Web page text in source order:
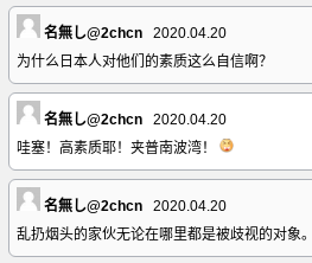
名無し@2chcn
2020.04.20
为什么日本人对他们的素质这么自信啊？
名無し@2chcn
2020.04.20
哇塞！高素质耶！夹普南波湾！
名無し@2chcn
2020.04.20
乱扔烟头的家伙无论在哪里都是被歧视的对象。